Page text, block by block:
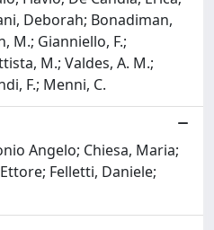
Deborah; Bonadiman,
M.; Gianniello, F.;
M.; Valdes, A. M.;
F.; Menni, C.
Angelo; Chiesa, Maria;
Felletti, Daniele;